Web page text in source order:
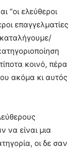
“οι ελεύθεροι
επαγγελματίες
κοινό, πέρα
ακόμα κι αυτός
να είναι μια
οι δε σαν